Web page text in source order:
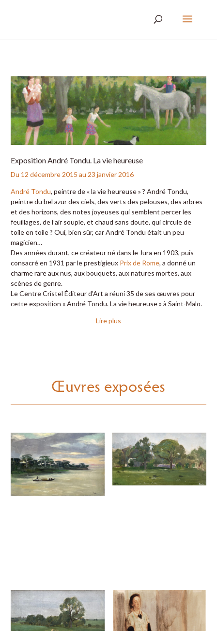
Exposition André Tondu. La vie heureuse
Du 12 décembre 2015 au 23 janvier 2016
André Tondu, peintre de « la vie heureuse » ? André Tondu,
peintre du bel azur des ciels, des verts des pelouses, des arbres
et des horizons, des notes joyeuses qui semblent percer les
feuillages, de l’air souple, et chaud sans doute, qui circule de
toile en toile ? Oui, bien sûr, car André Tondu était un peu
magicien…
Des années durant, ce créateur né dans le Jura en 1903, puis
consacré en 1931 par le prestigieux Prix de Rome, a donné un
charme rare aux nus, aux bouquets, aux natures mortes, aux
scènes de genre.
Le Centre Cristel Éditeur d’Art a réuni 35 de ses œuvres pour
cette exposition « André Tondu. La vie heureuse » à Saint-Malo.
Lire plus
Œuvres exposées